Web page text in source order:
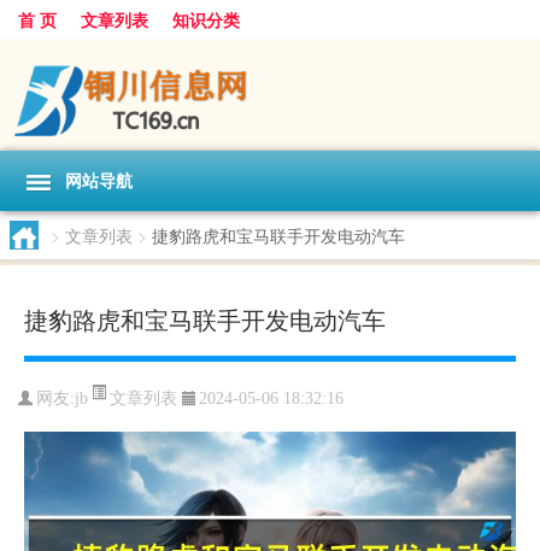
首 页 文章列表 知识分类
网站导航
> 文章列表 > 捷豹路虎和宝马联手开发电动汽车
捷豹路虎和宝马联手开发电动汽车
网友:jb 文章列表 2024-05-06 18:32:16